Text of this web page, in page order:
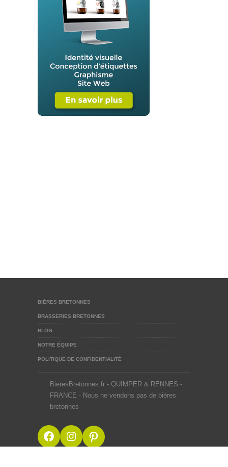
BIÈRES BRETONNES
BRASSERIES BRETONNES
BLOG
NOTRE ÉQUIPE
POLITIQUE DE CONFIDENTIALITÉ
BieresBretonnes.fr - QUIMPER & RENNES -
FRANCE - Nous ne vendons pas de bières
bretonnes
Facebook
Instagram
Pinterest